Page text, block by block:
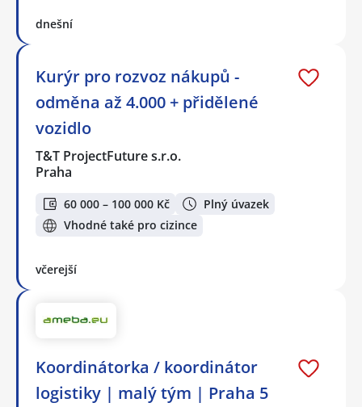
dnešní
Kurýr pro rozvoz nákupů -
odměna až 4.000 + přidělené
vozidlo
T&T ProjectFuture s.r.o.
Praha
60 000 – 100 000 Kč
Plný úvazek
Vhodné také pro cizince
včerejší
Koordinátorka / koordinátor
logistiky | malý tým | Praha 5